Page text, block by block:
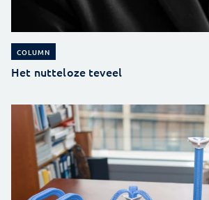
COLUMN
Het nutteloze teveel